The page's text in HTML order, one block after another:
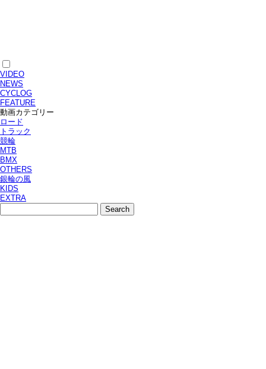
VIDEO
NEWS
CYCLOG
FEATURE
動画カテゴリー
ロード
トラック
競輪
MTB
BMX
OTHERS
銀輪の風
KIDS
EXTRA